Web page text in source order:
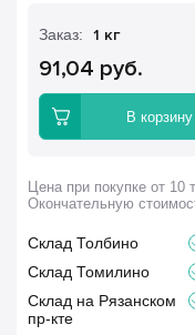
Заказ: 1 кг
91,04 руб.
В корзину
Цена при покупке от 10
Окончательную
Склад Толбино
Склад Томилино
Склад на Рязанском
пр-кте